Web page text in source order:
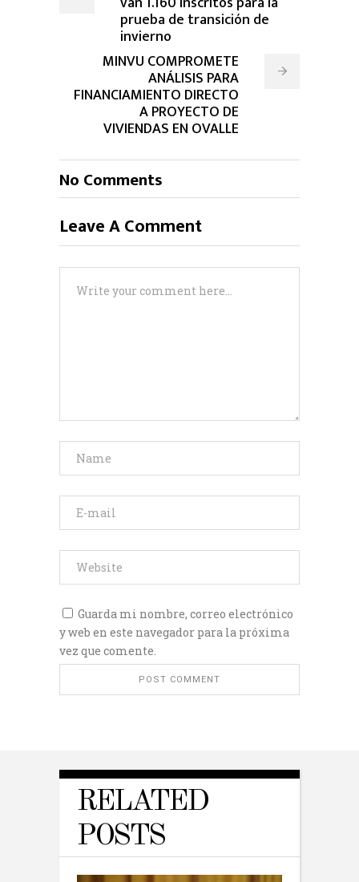
prueba de transición de
invierno
MINVU COMPROMETE
ANÁLISIS PARA
FINANCIAMIENTO DIRECTO
A PROYECTO DE
VIVIENDAS EN OVALLE
No Comments
Leave A Comment
Guarda mi nombre, correo electrónico
y web en este navegador para la próxima
vez que comente.
RELATED
POSTS